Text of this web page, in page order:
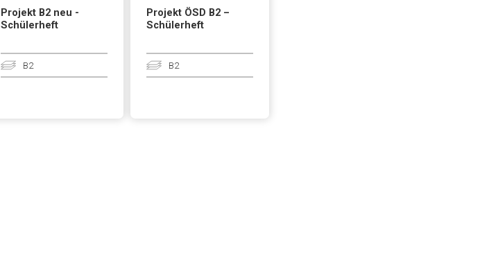
Projekt B2 neu -
Schülerheft
B2
Projekt ÖSD B2 –
Schülerheft
B2